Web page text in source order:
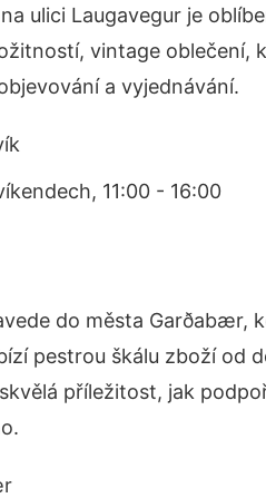
ulici Laugavegur je
vintage oblečení,
a vyjednávání.
11:00 - 16:00
do města Garðabær,
pestrou škálu zboží od
příležitost, jak